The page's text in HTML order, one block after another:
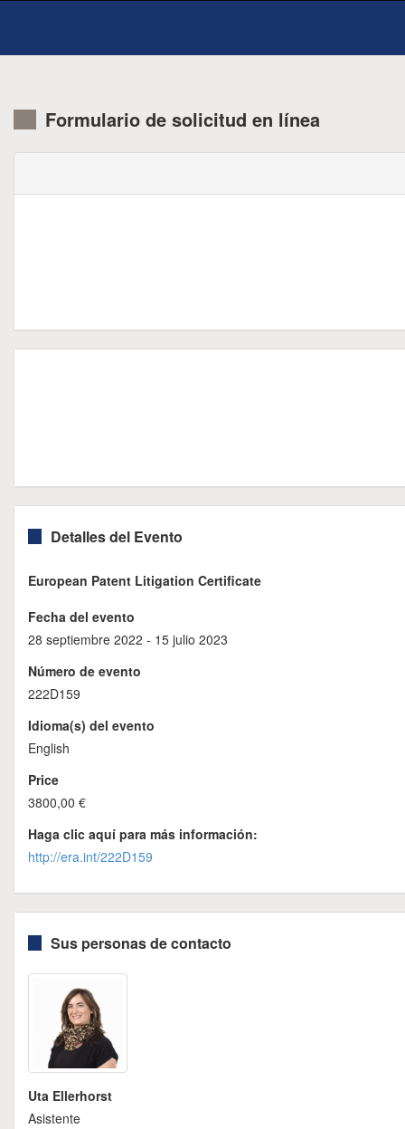
Formulario de solicitud en línea
Detalles del Evento
European Patent Litigation Certificate
Fecha del evento
28 septiembre 2022 - 15 julio 2023
Número de evento
222D159
Idioma(s) del evento
English
Price
3800,00 €
Haga clic aquí para más información:
http://era.int/222D159
Sus personas de contacto
Uta Ellerhorst
Asistente